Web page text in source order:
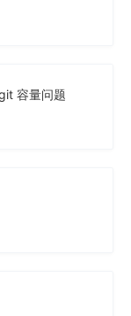
容量问题